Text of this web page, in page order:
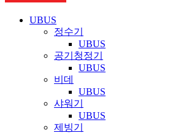
UBUS
정수기
UBUS
공기청정기
UBUS
비데
UBUS
샤워기
UBUS
제빙기